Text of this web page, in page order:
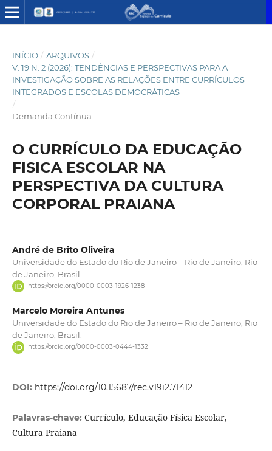
INÍCIO / ARQUIVOS /
V. 19 N. 2 (2026): TENDÊNCIAS E PERSPECTIVAS PARA A
INVESTIGAÇÃO SOBRE AS RELAÇÕES ENTRE CURRÍCULOS
INTEGRADOS E ESCOLAS DEMOCRÁTICAS
/
Demanda Contínua
O CURRÍCULO DA EDUCAÇÃO
FISICA ESCOLAR NA
PERSPECTIVA DA CULTURA
CORPORAL PRAIANA
André de Brito Oliveira
Universidade do Estado do Rio de Janeiro – Rio de Janeiro, Rio
de Janeiro, Brasil.
https://orcid.org/0000-0003-1926-1238
Marcelo Moreira Antunes
Universidade do Estado do Rio de Janeiro – Rio de Janeiro, Rio
de Janeiro, Brasil.
https://orcid.org/0000-0003-0444-1332
DOI: https://doi.org/10.15687/rec.v19i2.71412
Palavras-chave: Currículo, Educação Física Escolar,
Cultura Praiana